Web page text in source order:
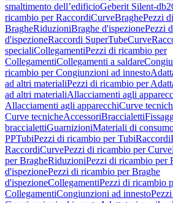
smaltimento dell’edificioGeberit Silent-
ricambio per RaccordiCurveBraghePezzi
BragheRiduzioniBraghe d'ispezionePezzi
d'ispezioneRaccordi SuperTubeCurve
specialiCollegamentiPezzi di ricambio per
CollegamentiCollegamenti a saldare
ricambio per Congiunzioni ad innesto
ad altri materialiPezzi di ricambio per
ad altri materialiAllacciamenti agli
Allacciamenti agli apparecchiCurve
Curve tecnicheAccessoriBraccialetti
braccialettiGuarnizioniMateriali di
PPTubiPezzi di ricambio per TubiRaccordi
RaccordiCurvePezzi di ricambio per Curve
per BragheRiduzioniPezzi di ricambio per
d'ispezionePezzi di ricambio per Braghe
d'ispezioneCollegamentiPezzi di ricambio
CollegamentiCongiunzioni ad innesto